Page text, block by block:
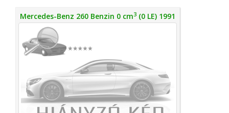
Mercedes-Benz 260 Benzin 0 cm3 (0 LE) 1991